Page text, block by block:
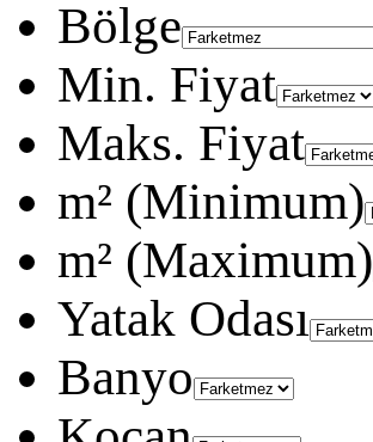
Bölge
Min. Fiyat
Maks. Fiyat
m² (Minimum)
m² (Maximum)
Yatak Odası
Banyo